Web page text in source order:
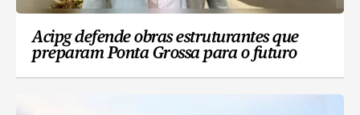
Acipg defende obras estruturantes que
preparam Ponta Grossa para o futuro